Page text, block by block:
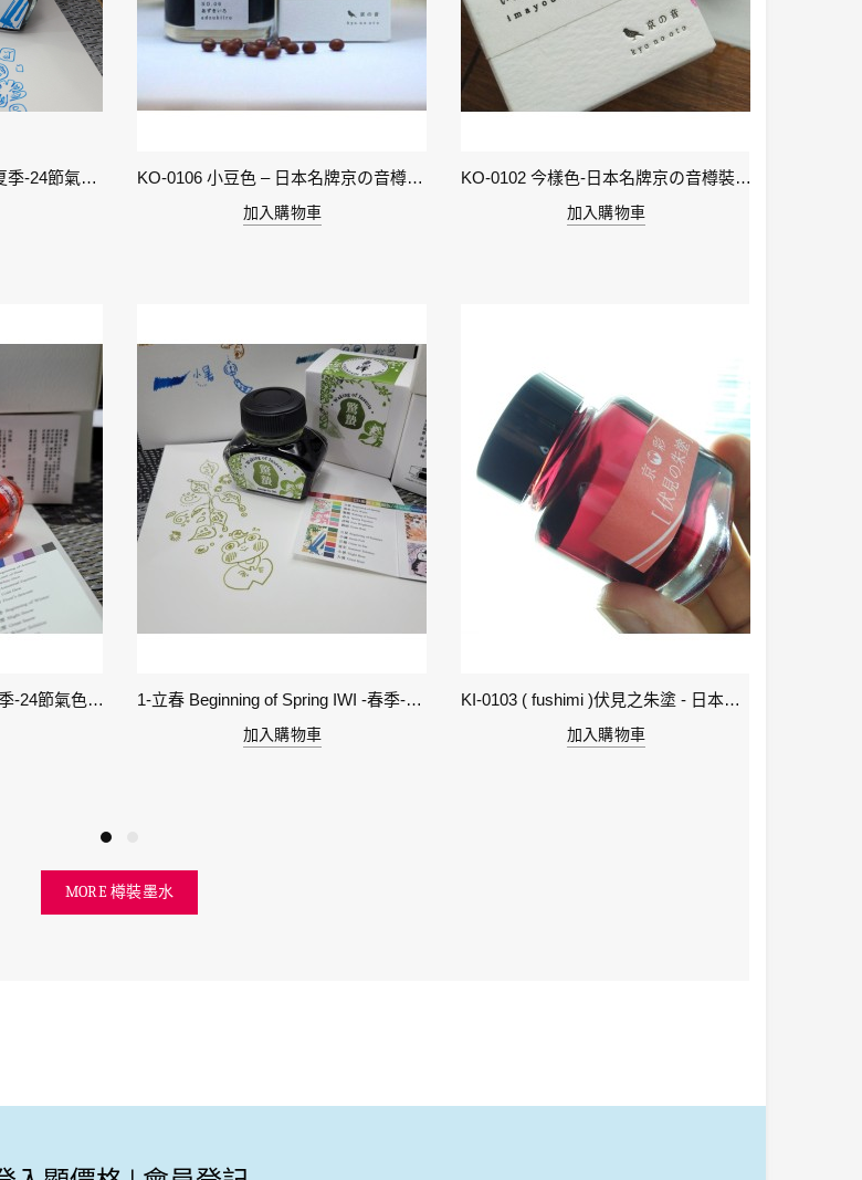
11-小暑 Slight Heat IWI -夏季-24節氣色澤鋼筆墨水
6-穀雨 Grain Rain IWI -春季-24節氣色澤鋼筆墨水
KO-0106 小豆色 – 日本名牌京の音樽裝鋼筆墨水40ml 4573356130159
加入購物車
1-立春 Beginning of Spring IWI -春季-24節氣色澤鋼筆墨水
加入購物車
KO-0102 今樣色-日本名牌京の音樽裝鋼筆墨水40ml 4573356130029
加入購物車
KI-0103 ( fushimi )伏見之朱塗 - 日本名牌京彩樽裝鋼筆墨水40ml
加入購物車
MORE 樽裝墨水